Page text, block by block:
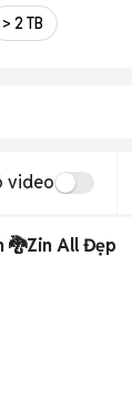
> 2 TB
video
🐉Zin All Đẹp